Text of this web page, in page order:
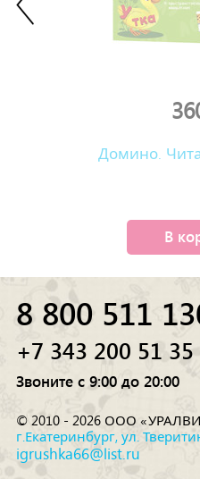
Домино.
В
8 800 511
+7 343 200 51 35
Звоните с 9:00 до 20:00
© 2010 - 2026 ООО
г.Екатеринбург, ул.
igrushka66@list.ru